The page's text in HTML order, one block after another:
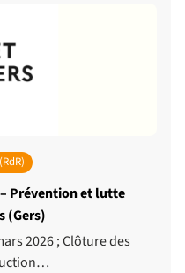
– Prévention et lutte
(Gers)
2026 ; Clôture des